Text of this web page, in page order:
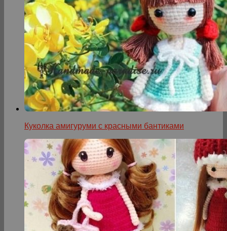
Куколка амигуруми с красными бантиками